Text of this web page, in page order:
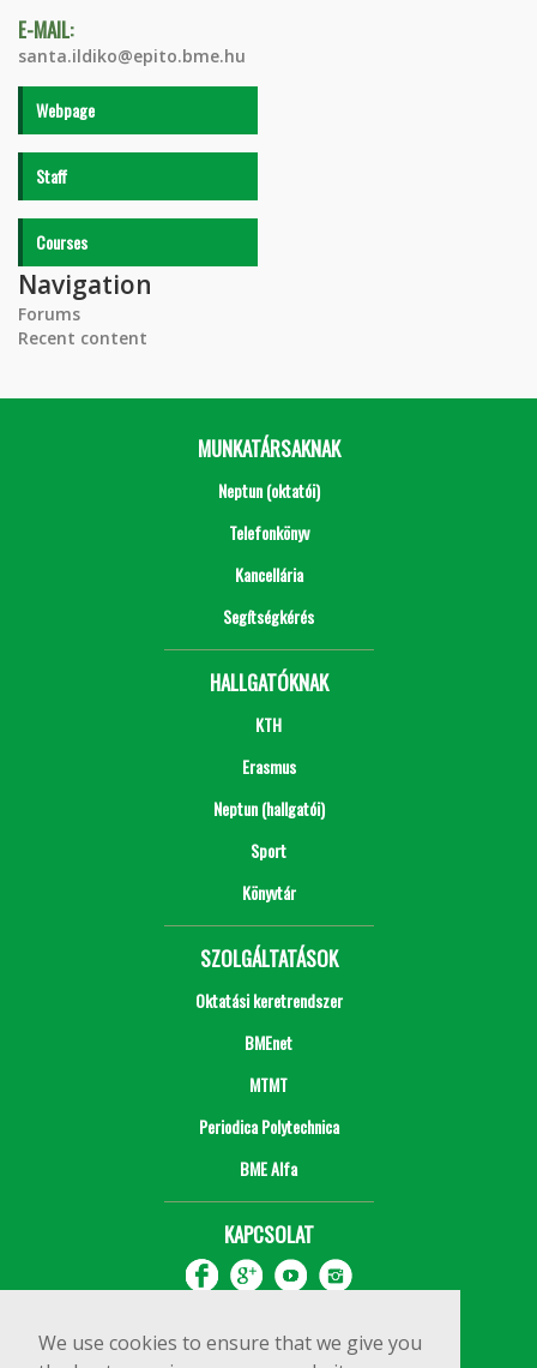
We use cookies to ensure that we give you
E-MAIL:
santa.ildiko@epito.bme.hu
Webpage
Staff
Courses
Navigation
Forums
Recent content
MUNKATÁRSAKNAK
Neptun (oktatói)
Telefonkönyv
Kancellária
Segítségkérés
HALLGATÓKNAK
KTH
Erasmus
Neptun (hallgatói)
Sport
Könyvtár
SZOLGÁLTATÁSOK
Oktatási keretrendszer
BMEnet
MTMT
Periodica Polytechnica
BME Alfa
KAPCSOLAT